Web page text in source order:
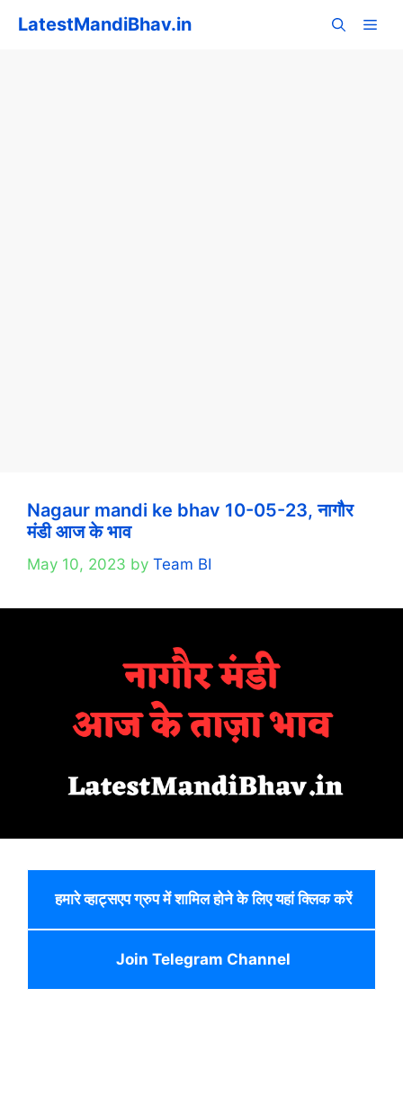
LatestMandiBhav.in
Nagaur mandi ke bhav 10-05-23, नागौर
मंडी आज के भाव
May 10, 2023 by Team BI
हमारे व्हाट्सएप ग्रुप में शामिल होने के लिए यहां क्लिक करें
Join Telegram Channel